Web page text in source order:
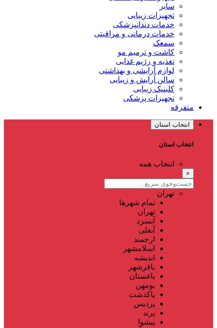
سایر
تجهیزات زیبایی
خدمات دندانپزشکی
خدمات درمانی و مراقبتی
سمعک
کاشت و ترمیم مو
تغذیه و رژیم غذایی
لوازم آرایشی و بهداشتی
سالن آرایش و زیبایی
کلینیک زیبایی
تجهیزات پزشکی
متفرقه
انتخاب استان
انتخاب استان
انتخاب همه
×
تهران
تمام شهر‌ها
تهران
آبسرد
آبعلی
ارجمند
اسلامشهر
اندیشه
باقرشهر
باغستان
بومهن
پاکدشت
پردیس
پرند
پیشوا